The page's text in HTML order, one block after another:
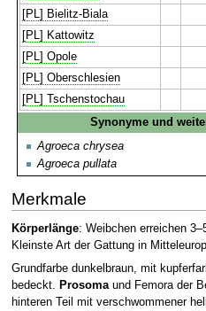
[PL] Bielitz-Biala
[PL] Kattowitz
[PL] Opole
[PL] Oberschlesien
[PL] Tschenstochau
Synonyme und
Agroeca chrysea
Agroeca pullata
Merkmale
Körperlänge: Weibchen erreichen
Kleinste Art der Gattung in
Grundfarbe dunkelbraun, mit
bedeckt.
Prosomaund Femora der
hinteren Teil mit verschwommener